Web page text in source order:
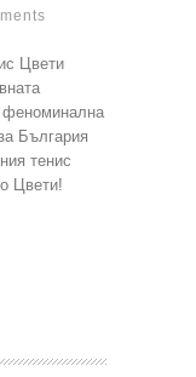
Цвети
феноминална
България
тенис
Цвети!